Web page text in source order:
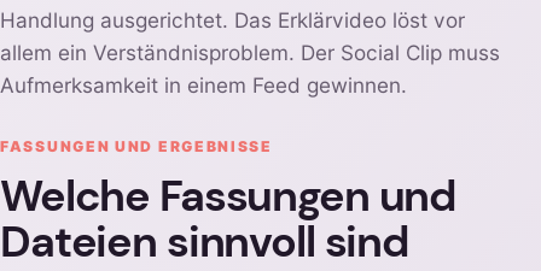
Handlung ausgerichtet. Das Erklärvideo löst vor
allem ein Verständnisproblem. Der Social Clip muss
Aufmerksamkeit in einem Feed gewinnen.
FASSUNGEN UND ERGEBNISSE
Welche Fassungen und
Dateien sinnvoll sind